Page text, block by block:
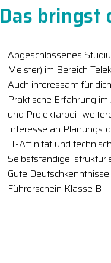
Das bringst
Abgeschlossenes
Meister) im Bereich
Auch interessant für
Praktische Erfahrung
und Projektarbeit
Interesse an
IT-Affinität und
Selbstständige,
Gute
Führerschein Klasse B